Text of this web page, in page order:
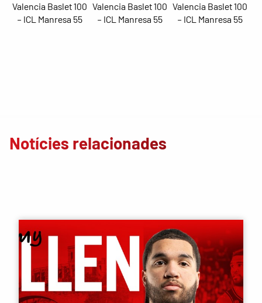
Valencia Baslet 100
– ICL Manresa 55
Valencia Baslet 100
– ICL Manresa 55
Valencia Baslet 100
– ICL Manresa 55
Notícies relacionades